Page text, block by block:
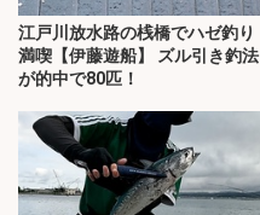
江戸川放水路の桟橋でハゼ釣り
満喫【伊藤遊船】 ズル引き釣法
が的中で80匹！